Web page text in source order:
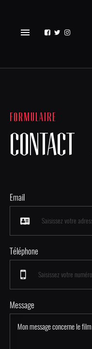
menu
FORMULAIRE
CONTACT
Email
Téléphone
Message